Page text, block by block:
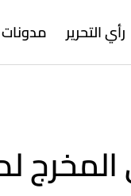
رأي التحرير مدونات